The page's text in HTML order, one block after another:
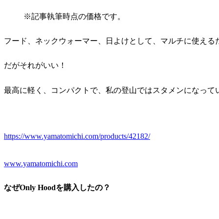
※記事執筆時点の価格です。
フード、ネックウォーマー、日よけとして、マルチに使える
だがそれがいい！
最高に軽く、コンパクトで、私の登山ではスタメンになって
https://www.yamatomichi.com/products/42182/
www.yamatomichi.com
なぜOnly Hoodを購入したの？